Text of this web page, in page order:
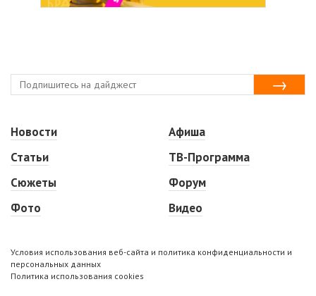
Новости
Статьи
Сюжеты
Фото
Афиша
ТВ-Программа
Форум
Видео
Условия использования веб-сайта и политика конфиденциальности и
персональных данных
Политика использования cookies